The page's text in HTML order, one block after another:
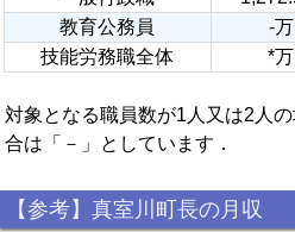
教育公務員
-
技能労務職全体
*
対象となる職員数が1人又は2人
合は「－」としています．
【参考】真室川町長の月収